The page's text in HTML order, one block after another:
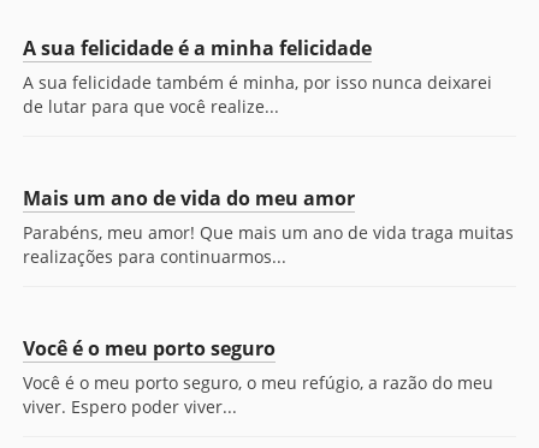
A sua felicidade é a minha felicidade
A sua felicidade também é minha, por isso nunca deixarei
de lutar para que você realize...
Mais um ano de vida do meu amor
Parabéns, meu amor! Que mais um ano de vida traga muitas
realizações para continuarmos...
Você é o meu porto seguro
Você é o meu porto seguro, o meu refúgio, a razão do meu
viver. Espero poder viver...